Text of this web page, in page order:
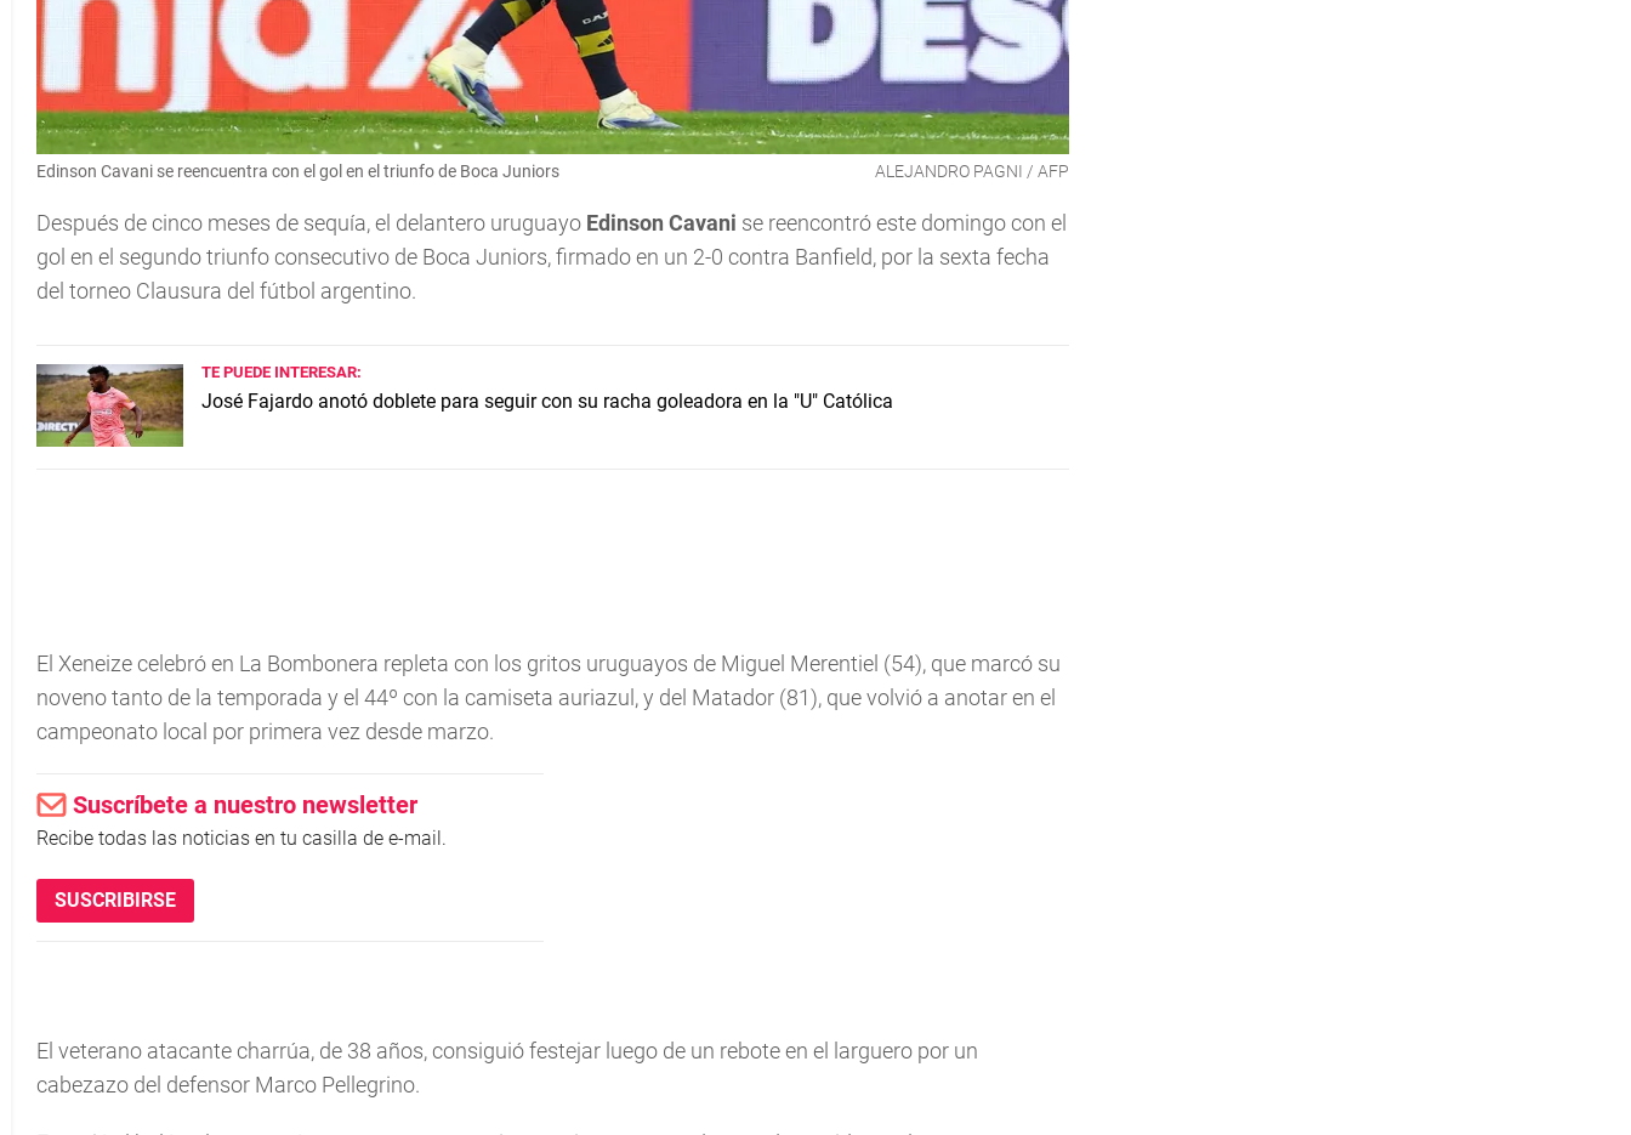
Edinson Cavani se reencuentra con el gol en el triunfo de Boca Juniors ALEJANDRO PAGNI / AFP
Después de cinco meses de sequía, el delantero uruguayo Edinson Cavani se reencontró este domingo con el
gol en el segundo triunfo consecutivo de Boca Juniors, firmado en un 2-0 contra Banfield, por la sexta fecha
del torneo Clausura del fútbol argentino.
TE PUEDE INTERESAR:
José Fajardo anotó doblete para seguir con su racha goleadora en la "U" Católica
El Xeneize celebró en La Bombonera repleta con los gritos uruguayos de Miguel Merentiel (54), que marcó su
noveno tanto de la temporada y el 44º con la camiseta auriazul, y del Matador (81), que volvió a anotar en el
campeonato local por primera vez desde marzo.
Suscríbete a nuestro newsletter
Recibe todas las noticias en tu casilla de e-mail.
SUSCRIBIRSE
El veterano atacante charrúa, de 38 años, consiguió festejar luego de un rebote en el larguero por un
cabezazo del defensor Marco Pellegrino.